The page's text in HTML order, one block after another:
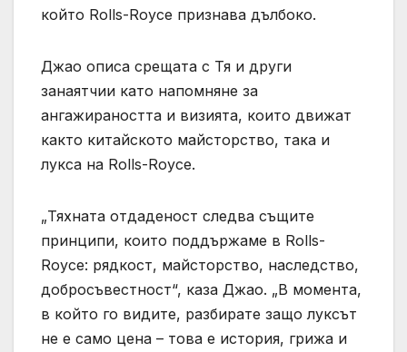
който Rolls-Royce признава дълбоко.
Джао описа срещата с Тя и други
занаятчии като напомняне за
ангажираността и визията, които движат
както китайското майсторство, така и
лукса на Rolls-Royce.
„Тяхната отдаденост следва същите
принципи, които поддържаме в Rolls-
Royce: рядкост, майсторство, наследство,
добросъвестност“, каза Джао. „В момента,
в който го видите, разбирате защо луксът
не е само цена – това е история, грижа и